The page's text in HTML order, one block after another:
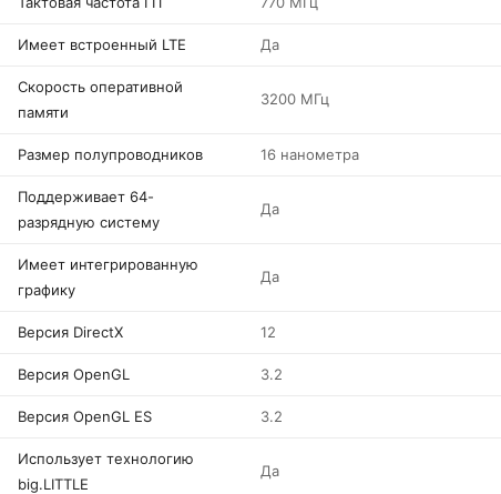
Имеет встроенный LTE Да
Скорость оперативной
памяти
3200 МГц
Размер полупроводников 16 нанометра
Поддерживает 64-
разрядную систему
Да
Имеет интегрированную
графику
Да
Версия DirectX 12
Версия OpenGL 3.2
Версия OpenGL ES 3.2
Использует технологию
big.LITTLE
Да